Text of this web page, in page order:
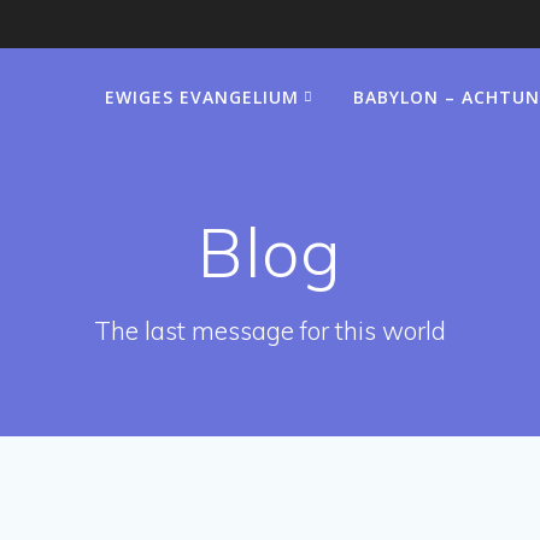
EWIGES EVANGELIUM BABYLON –
Blog
The last message for this world